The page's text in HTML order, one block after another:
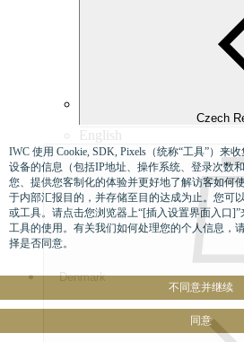
Czech
English
Denmark
IWC 使用 Cookie, SDK, Pixels（统称“工具”）来
设备的信息（包括IP地址、操作系统、登录次数
您、提供您客制化的体验并更好地了解访客如何
于内部汇报目的，并存储至目的达成为止。您可
或工具。请点击您浏览器上“[插入设置界面入口]”
工具的使用。有关我们如何处理您的个人信息，
择是否同意。
不同意并继续
同意